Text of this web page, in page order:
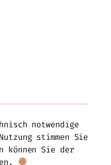
notwendige
stimmen Sie
können Sie der